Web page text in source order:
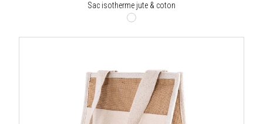
Sac isotherme jute & coton